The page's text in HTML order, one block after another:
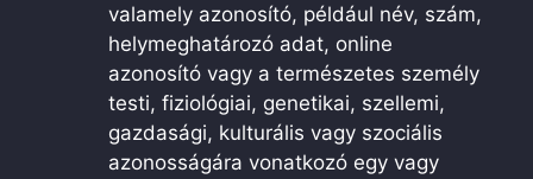
valamely azonosító, például név, szám,
helymeghatározó adat, online
azonosító vagy a természetes személy
testi, fiziológiai, genetikai, szellemi,
gazdasági, kulturális vagy szociális
azonosságára vonatkozó egy vagy